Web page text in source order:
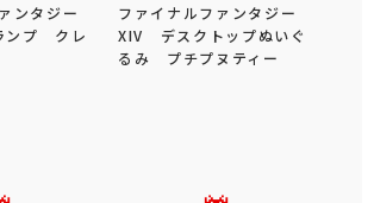
ンタジー
ンプ クレ
ファイナルファンタジー
XIV デスクトップぬいぐ
るみ プチプヌティー